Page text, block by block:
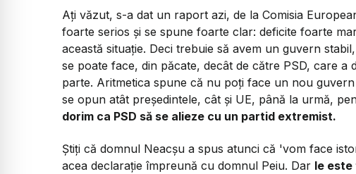
Ați văzut, s-a dat un raport azi, de la Comisia
foarte serios și se spune foarte clar: deficite foarte
această situație. Deci trebuie să avem un guvern
se poate face, din păcate, decât de către PSD, care
parte. Aritmetica spune că nu poți face un nou
se opun atât președintele, cât și UE, până la urmă,
dorim ca PSD să se alieze cu un partid extremist.
Știți că domnul Neacșu a spus atunci că 'vom face
acea declarație împreună cu domnul Peiu. Dar le este